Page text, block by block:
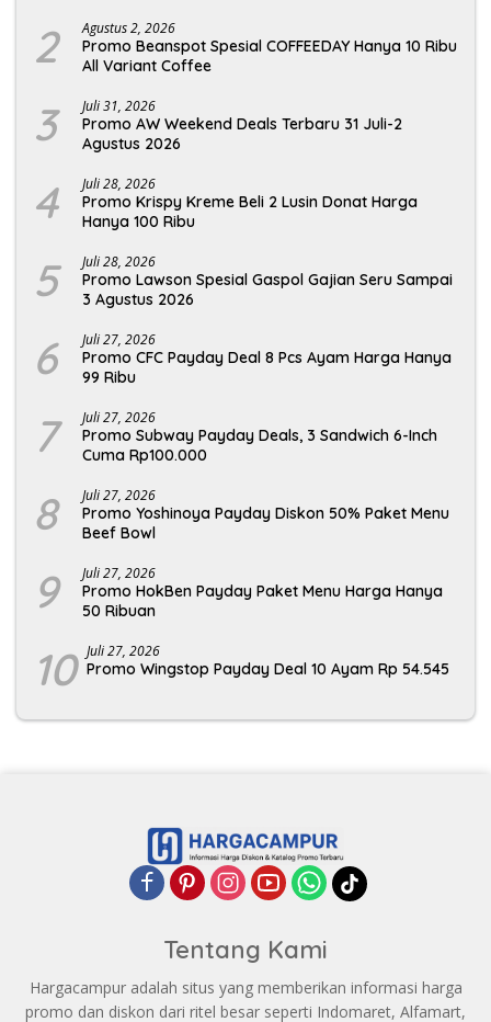
2 Agustus 2, 2026
Promo Beanspot Spesial COFFEEDAY Hanya 10 Ribu
All Variant Coffee
3 Juli 31, 2026
Promo AW Weekend Deals Terbaru 31 Juli-2
Agustus 2026
4 Juli 28, 2026
Promo Krispy Kreme Beli 2 Lusin Donat Harga
Hanya 100 Ribu
5 Juli 28, 2026
Promo Lawson Spesial Gaspol Gajian Seru Sampai
3 Agustus 2026
6 Juli 27, 2026
Promo CFC Payday Deal 8 Pcs Ayam Harga Hanya
99 Ribu
7 Juli 27, 2026
Promo Subway Payday Deals, 3 Sandwich 6-Inch
Cuma Rp100.000
8 Juli 27, 2026
Promo Yoshinoya Payday Diskon 50% Paket Menu
Beef Bowl
9 Juli 27, 2026
Promo HokBen Payday Paket Menu Harga Hanya
50 Ribuan
10 Juli 27, 2026
Promo Wingstop Payday Deal 10 Ayam Rp 54.545
Tentang Kami
Hargacampur adalah situs yang memberikan informasi harga
promo dan diskon dari ritel besar seperti Indomaret, Alfamart,